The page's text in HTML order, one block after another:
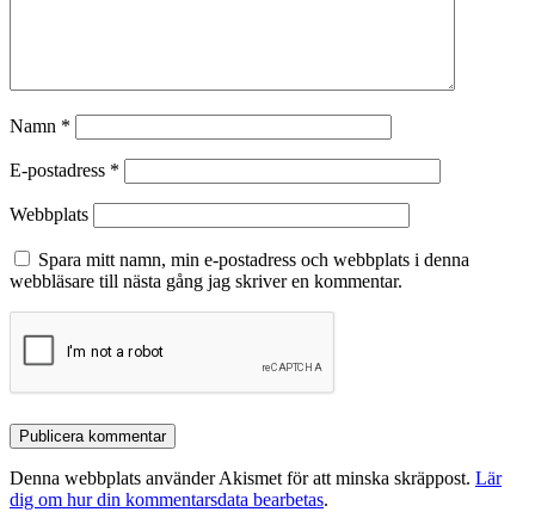
Namn *
E-postadress *
Webbplats
Spara mitt namn, min e-postadress och webbplats i denna
webbläsare till nästa gång jag skriver en kommentar.
Denna webbplats använder Akismet för att minska skräppost. Lär
dig om hur din kommentarsdata bearbetas.